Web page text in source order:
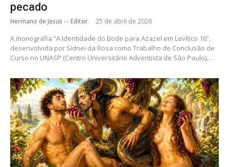
pecado
Hermano de Jesus -- Editor 25 de abril de 2026
A monografia “A Identidade do Bode para Azazel em Levítico 16”,
desenvolvida por Sidnei da Rosa como Trabalho de Conclusão de
Curso no UNASP (Centro Universitário Adventista de São Paulo),…